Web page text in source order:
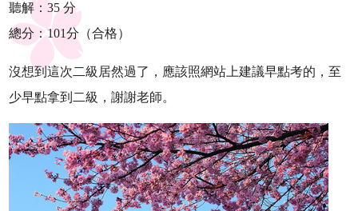
聽解：35 分
總分：101分（合格）
沒想到這次二級居然過了，應該照網站上建議早點考的，至
少早點拿到二級，謝謝老師。